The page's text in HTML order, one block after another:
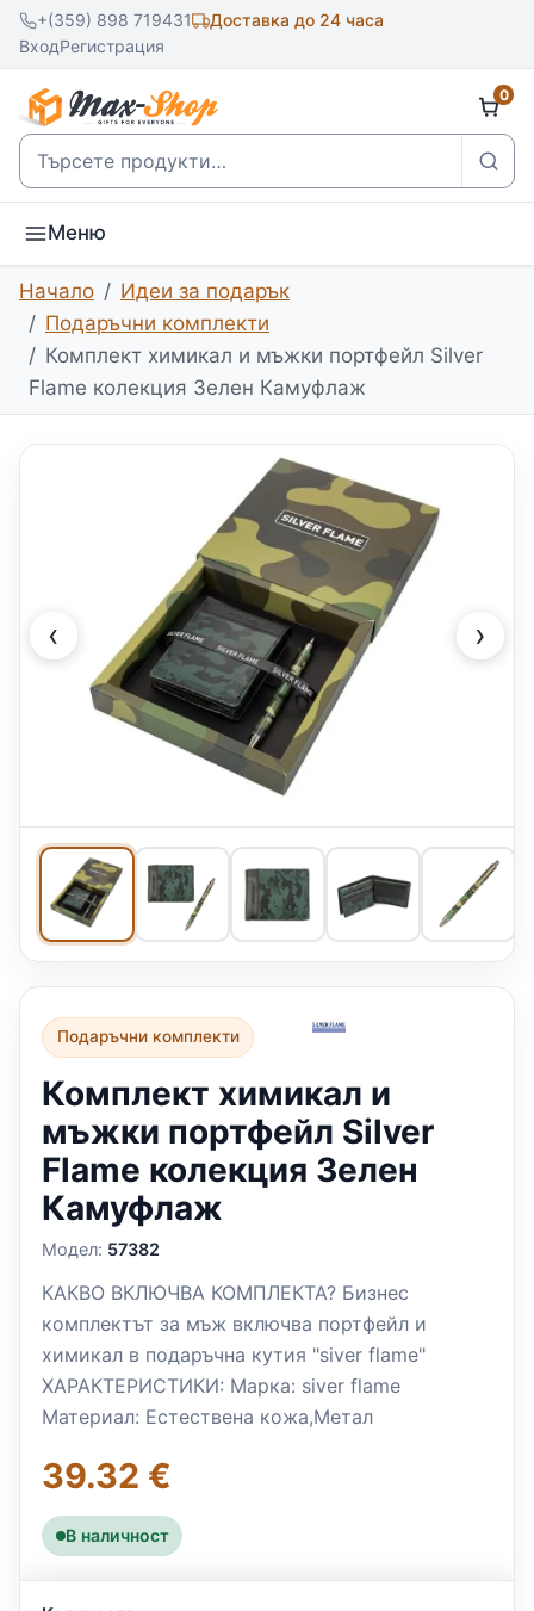
+(359) 898 719431
Доставка до 24 часа
ВходРегистрация
Търсене
0
Меню
Начало
Идеи за подарък
Подаръчни комплекти
Комплект химикал и мъжки портфейл Silver
Flame колекция Зелен Камуфлаж
‹ ›
Подаръчни комплекти
Комплект химикал и
мъжки портфейл Silver
Flame колекция Зелен
Камуфлаж
Модел: 57382
КАКВО ВКЛЮЧВА КОМПЛЕКТА? Бизнес
комплектът за мъж включва портфейл и
химикал в подаръчна кутия "siver flame"
ХАРАКТЕРИСТИКИ: Марка: siver flame
Материал: Естествена кожа,Метал
39.32 €
В наличност